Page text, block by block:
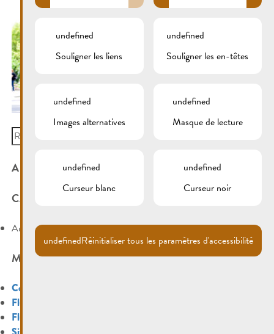
Search
for:
ARCHIVES
CATÉGORIES
Aucune catégorie
MÉTA
Connexion
Flux des publications
Flux des commentaires
undefined
Souligner les liens
undefined
Souligner les en-têtes
undefined
Images alternatives
undefined
Masque de lecture
undefined
Curseur blanc
undefined
Curseur noir
undefinedRéinitialiser tous les paramètres d'accessibilité